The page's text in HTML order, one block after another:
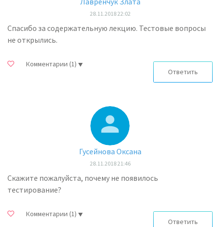
28.11.2018 22:02
Спасибо за содержательную лекцию. Тестовые вопросы
не открылись.
Комментарии (1)
Ответить
Гусейнова Оксана
28.11.2018 21:46
Скажите пожалуйста, почему не появилось
тестирование?
Комментарии (1)
Ответить